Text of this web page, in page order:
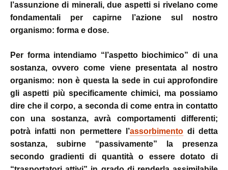
l’assunzione di minerali, due aspetti si rivelano come
fondamentali per capirne l’azione sul nostro
organismo: forma e dose.
Per forma intendiamo “l’aspetto biochimico” di una
sostanza, ovvero come viene presentata al nostro
organismo: non è questa la sede in cui approfondire
gli aspetti più specificamente chimici, ma possiamo
dire che il corpo, a seconda di come entra in contatto
con una sostanza, avrà comportamenti differenti;
potrà infatti non permettere l’assorbimentodi detta
sostanza, subirne “passivamente” la presenza
secondo gradienti di quantità o essere dotato di